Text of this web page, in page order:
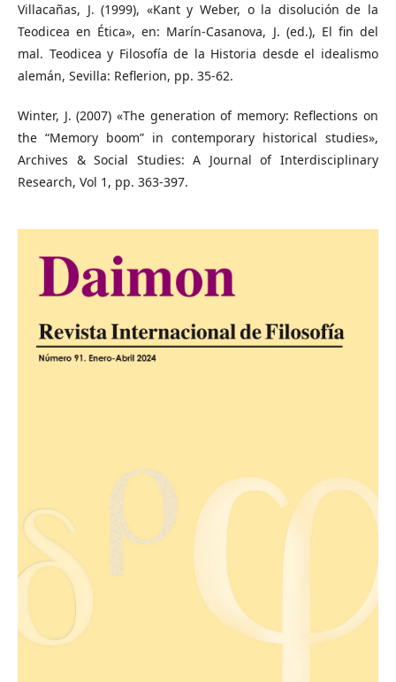
Villacañas, J. (1999), «Kant y Weber, o la disolución de la
Teodicea en Ética», en: Marín-Casanova, J. (ed.), El fin del
mal. Teodicea y Filosofía de la Historia desde el idealismo
alemán, Sevilla: Reflerion, pp. 35-62.
Winter, J. (2007) «The generation of memory: Reflections on
the “Memory boom” in contemporary historical studies»,
Archives & Social Studies: A Journal of Interdisciplinary
Research, Vol 1, pp. 363-397.